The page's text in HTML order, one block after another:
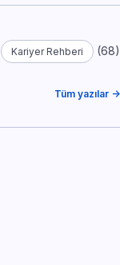
Kariyer Rehberi (68)
Tüm yazılar →